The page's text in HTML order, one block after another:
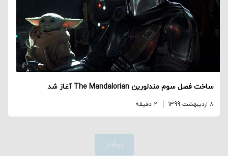
ساخت فصل سوم مندلورین The Mandalorian آغاز شد
8 اردیبهشت 1399 2 دقیقه
بیشتر